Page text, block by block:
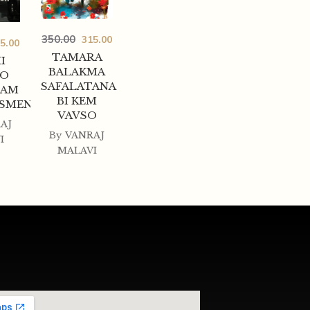
TAMARA
BALAKMA
SAFALATANA
BI KEM
VAVSO
350.00 315.00
By VANRAJ
MALAVI